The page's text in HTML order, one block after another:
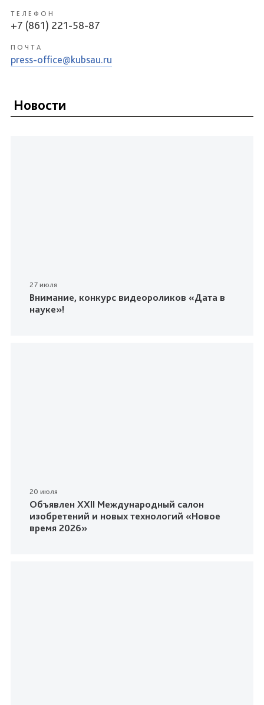
ТЕЛЕФОН
+7 (861) 221-58-87
ПОЧТА
press-office@kubsau.ru
Новости
27 июля
Внимание, конкурс видеороликов «Дата в
науке»!
20 июля
Объявлен XXII Международный салон
изобретений и новых технологий «Новое
время 2026»